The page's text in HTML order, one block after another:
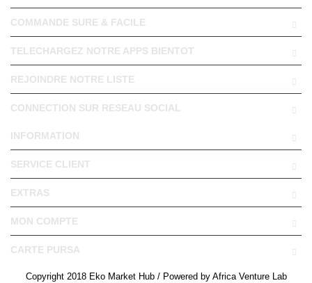
COMMANDE SURE & FACILE
TELECHARGEZ NOTRE APPS BIENTOT
REJOINDRE NOTRE LISTE
CONNECTION SUR RESEAU SOCIAL
INFORMATION
SERVICE CLIENT
EXTRAS
MON COMPTE
CARTE PURSA
Copyright 2018 Eko Market Hub / Powered by Africa Venture Lab